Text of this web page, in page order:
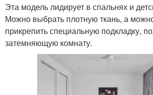
Эта модель лидирует в спальнях и
Можно выбрать плотную ткань, а
прикрепить специальную подкладку,
затемняющую комнату.